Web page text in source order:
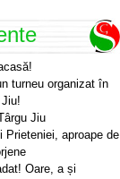
turneu organizat în
Jiu
Prieteniei, aproape de
Oare, a și